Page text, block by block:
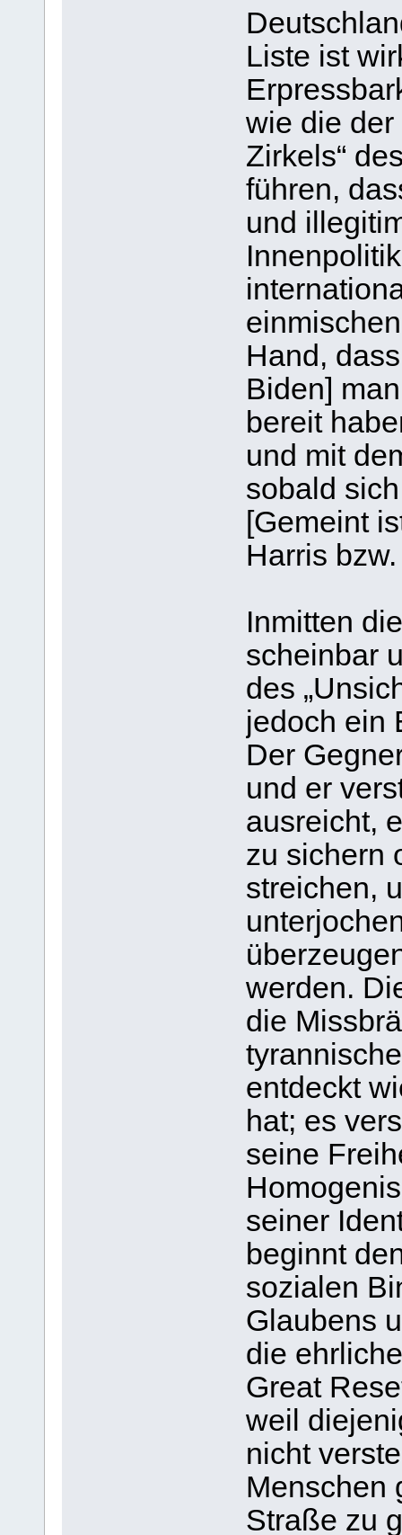
Liste ist
wie die der
Zirkels“
führen,
und
Hand,
Biden]
bereit
und mit
sobald
[Gemeint
Harris
Inmitten
scheinbar
des
jedoch ein
Der
und er
ausreicht,
zu sichern
streichen,
werden.
die
entdeckt
hat; es
seine
seiner
beginnt
sozialen
Glaubens
die
Great
weil
nicht
Menschen
Straße zu